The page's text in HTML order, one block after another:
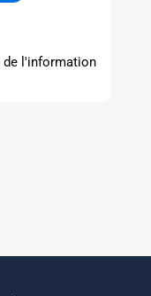
de l'information